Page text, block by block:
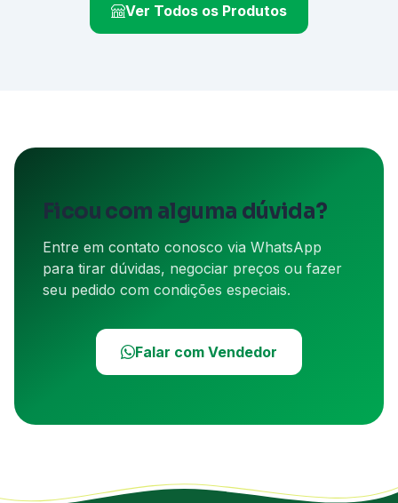
Ver Todos os Produtos
Ficou com alguma dúvida?
Entre em contato conosco via WhatsApp
para tirar dúvidas, negociar preços ou fazer
seu pedido com condições especiais.
Falar com Vendedor